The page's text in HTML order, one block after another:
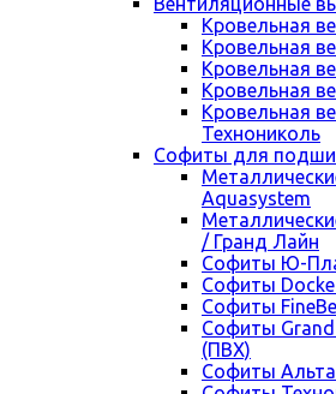
Кровельная
Кровельная
Кровельная
Кровельная
Кровельная
Технониколь
Cофиты для
Aquasystem
/ Гранд Лайн
Софиты Ю-
Софиты
Софиты
Софиты
(ПВХ)
Софиты